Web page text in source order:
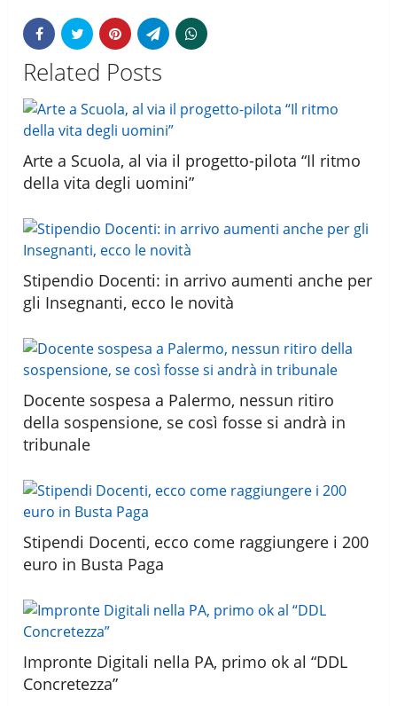
Related Posts
Arte a Scuola, al via il progetto-pilota “Il ritmo
della vita degli uomini”
Stipendio Docenti: in arrivo aumenti anche per
gli Insegnanti, ecco le novità
Docente sospesa a Palermo, nessun ritiro
della sospensione, se così fosse si andrà in
tribunale
Stipendi Docenti, ecco come raggiungere i 200
euro in Busta Paga
Impronte Digitali nella PA, primo ok al “DDL
Concretezza”